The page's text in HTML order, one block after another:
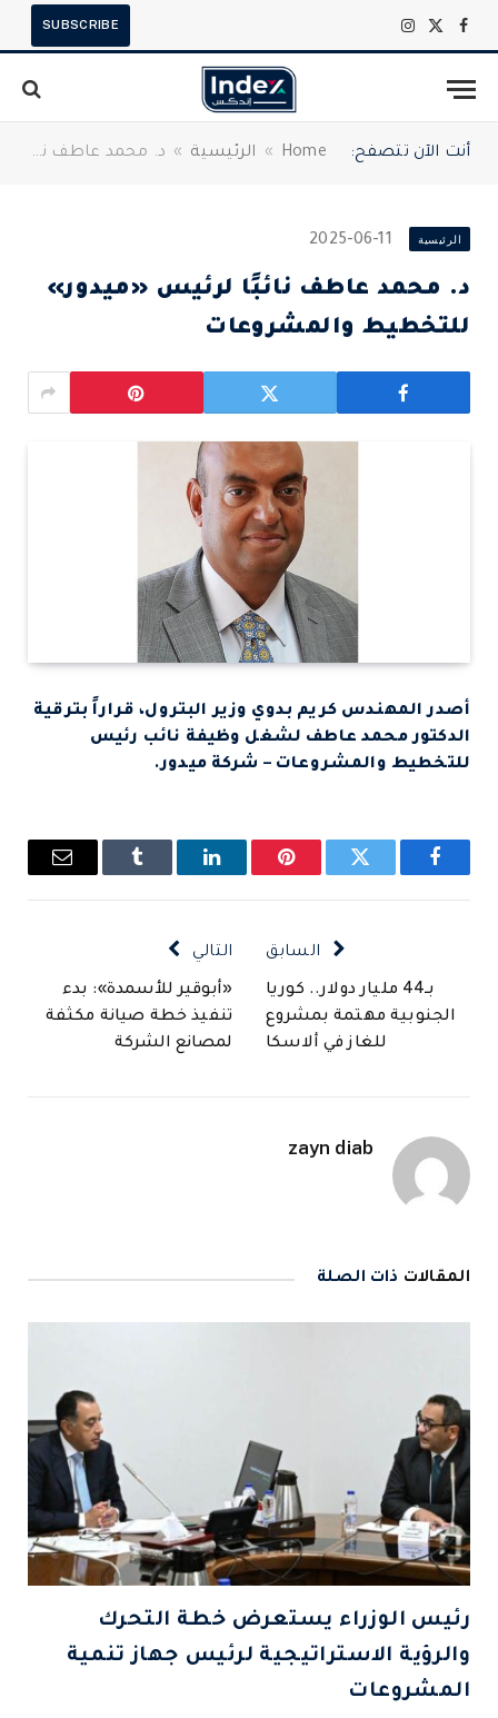
فيسبوك
X
الانستغرام
SUBSCRIBE
أنت الآن تتصفح: Home
» الرئيسية » د. محمد عاطف نائبًا لرئيس «ميدور» للتخطيط والمشروعات
الرئيسية 2025-06-11
د. محمد عاطف نائبًا لرئيس «ميدور»
للتخطيط والمشروعات
أصدر المهندس كريم بدوي وزير البترول، قراراً بترقية
الدكتور محمد عاطف لشغل وظيفة نائب رئيس
للتخطيط والمشروعات – شركة ميدور.
فيسبوك تويتر بينتيريستلينكدإن Tumblr
البريد
السابق
بـ44 مليار دولار.. كوريا
الجنوبية مهتمة بمشروع
للغاز في ألاسكا
التالي
«أبوقير للأسمدة»: بدء
تنفيذ خطة صيانة مكثفة
لمصانع الشركة
zayn diab
المقالات ذات الصلة
رئيس الوزراء يستعرض خطة التحرك
والرؤية الاستراتيجية لرئيس جهاز تنمية
المشروعات